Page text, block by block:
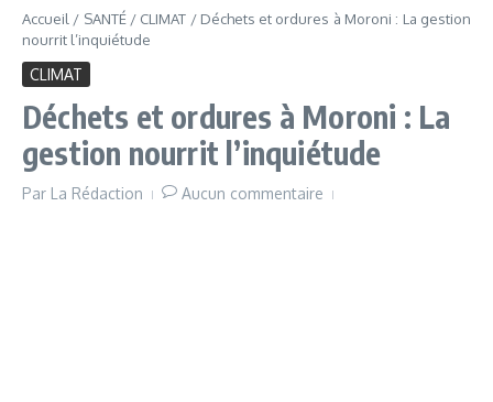
Accueil / SANTÉ/ CLIMAT / Déchets et ordures à Moroni : La gestion
nourrit l’inquiétude
CLIMAT
Déchets et ordures à Moroni : La
gestion nourrit l’inquiétude
Par La Rédaction Aucun commentaire